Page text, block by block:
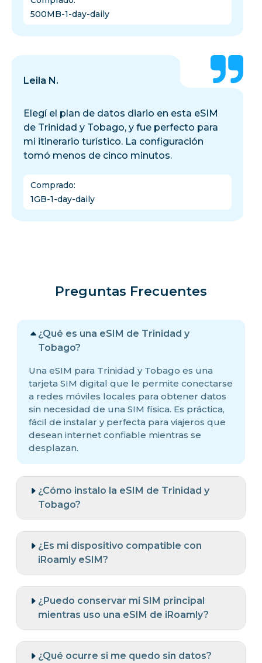
500MB-1-day-daily
Leila N.
Elegí el plan de datos diario en esta eSIM
de Trinidad y Tobago, y fue perfecto para
mi itinerario turístico. La configuración
tomó menos de cinco minutos.
Comprado:
1GB-1-day-daily
Preguntas Frecuentes
¿Qué es una eSIM de Trinidad y
Tobago?
Una eSIM para Trinidad y Tobago es una
tarjeta SIM digital que le permite conectarse
a redes móviles locales para obtener datos
sin necesidad de una SIM física. Es práctica,
fácil de instalar y perfecta para viajeros que
desean internet confiable mientras se
desplazan.
¿Cómo instalo la eSIM de Trinidad y
Tobago?
¿Es mi dispositivo compatible con
iRoamly eSIM?
¿Puedo conservar mi SIM principal
mientras uso una eSIM de iRoamly?
¿Qué ocurre si me quedo sin datos?